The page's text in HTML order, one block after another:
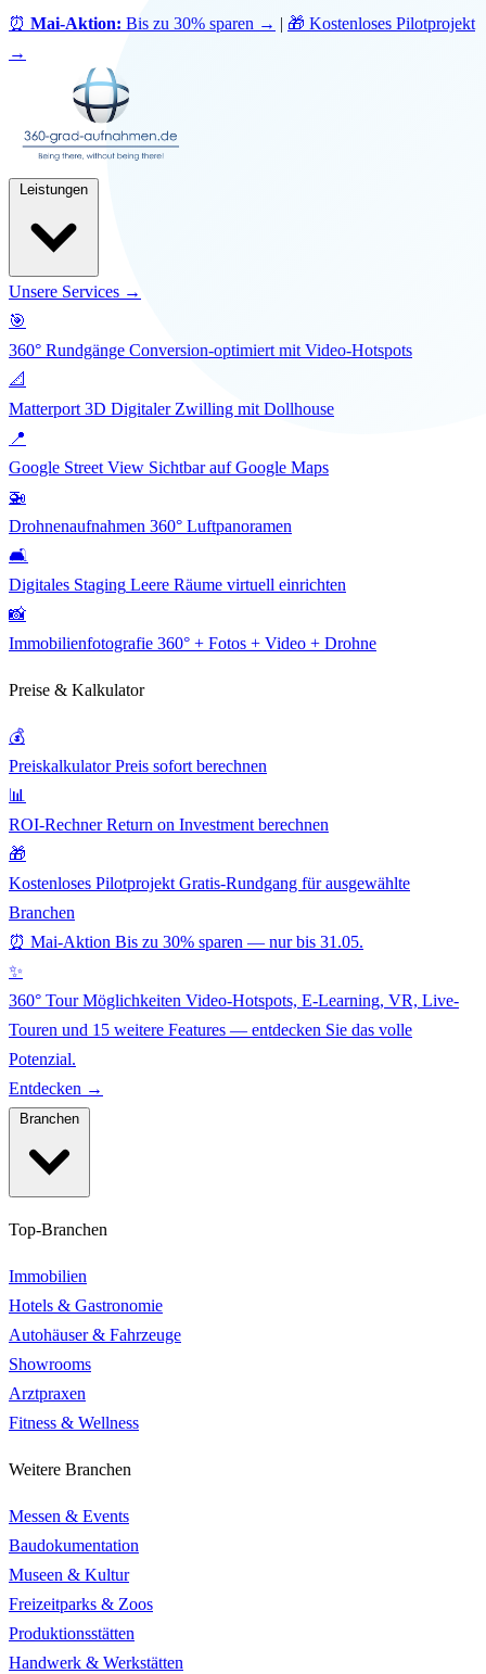
⏰ Mai-Aktion: Bis zu 30% sparen → | 🎁 Kostenloses Pilotprojekt
→
Unsere Services →
🎯
360° Rundgänge Conversion-optimiert mit Video-Hotspots
📐
Matterport 3D Digitaler Zwilling mit Dollhouse
📍
Google Street View Sichtbar auf Google Maps
🚁
Drohnenaufnahmen 360° Luftpanoramen
🛋️
Digitales Staging Leere Räume virtuell einrichten
📸
Immobilienfotografie 360° + Fotos + Video + Drohne
Preise & Kalkulator
💰
Preiskalkulator Preis sofort berechnen
📊
ROI-Rechner Return on Investment berechnen
🎁
Kostenloses Pilotprojekt Gratis-Rundgang für ausgewählte
Branchen
⏰ Mai-Aktion Bis zu 30% sparen — nur bis 31.05.
✨
360° Tour Möglichkeiten Video-Hotspots, E-Learning, VR, Live-
Touren und 15 weitere Features — entdecken Sie das volle
Potenzial.
Entdecken →
Top-Branchen
Immobilien
Hotels & Gastronomie
Autohäuser & Fahrzeuge
Showrooms
Arztpraxen
Fitness & Wellness
Weitere Branchen
Messen & Events
Baudokumentation
Museen & Kultur
Freizeitparks & Zoos
Produktionsstätten
Handwerk & Werkstätten